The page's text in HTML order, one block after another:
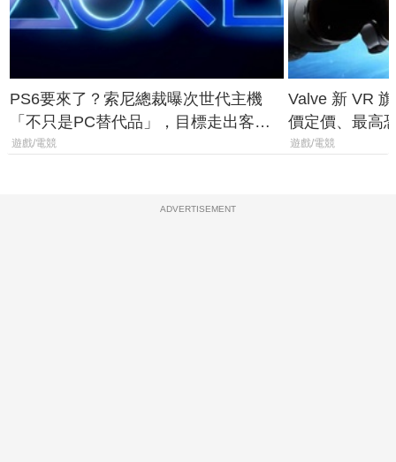
PS6要來了？索尼總裁曝次世代主機
「不只是PC替代品」，目標走出客
廳、進軍電競桌面
遊戲/電競
Valve 新 VR
價定價、最高
遊戲/電競
ADVERTISEMENT